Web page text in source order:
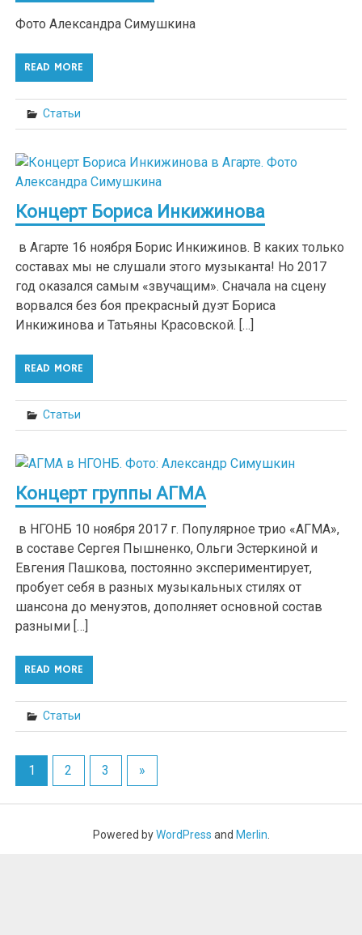
Фото Александра Симушкина
READ MORE
Статьи
Концерт Бориса Инкижинова
в Агарте 16 ноября Борис Инкижинов. В каких только
составах мы не слушали этого музыканта! Но 2017
год оказался самым «звучащим». Сначала на сцену
ворвался без боя прекрасный дуэт Бориса
Инкижинова и Татьяны Красовской. […]
READ MORE
Статьи
Концерт группы АГМА
в НГОНБ 10 ноября 2017 г. Популярное трио «АГМА»,
в составе Сергея Пышненко, Ольги Эстеркиной и
Евгения Пашкова, постоянно экспериментирует,
пробует себя в разных музыкальных стилях от
шансона до менуэтов, дополняет основной состав
разными […]
READ MORE
Статьи
1 2 3 »
Powered byWordPress and Merlin